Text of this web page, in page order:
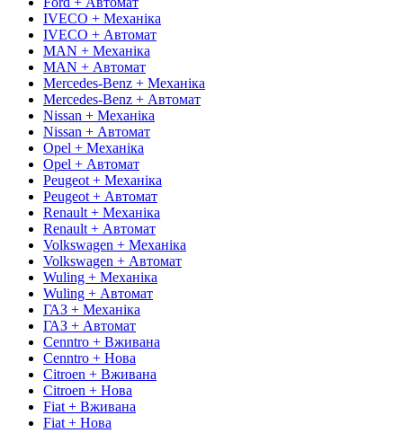
IVECO + Механіка
IVECO + Автомат
MAN + Механіка
MAN + Автомат
Mercedes-Benz + Механіка
Mercedes-Benz + Автомат
Nissan + Механіка
Nissan + Автомат
Opel + Механіка
Opel + Автомат
Peugeot + Механіка
Peugeot + Автомат
Renault + Механіка
Renault + Автомат
Volkswagen + Механіка
Volkswagen + Автомат
Wuling + Механіка
Wuling + Автомат
ГАЗ + Механіка
ГАЗ + Автомат
Cenntro + Вживана
Cenntro + Нова
Citroen + Вживана
Citroen + Нова
Fiat + Вживана
Fiat + Нова